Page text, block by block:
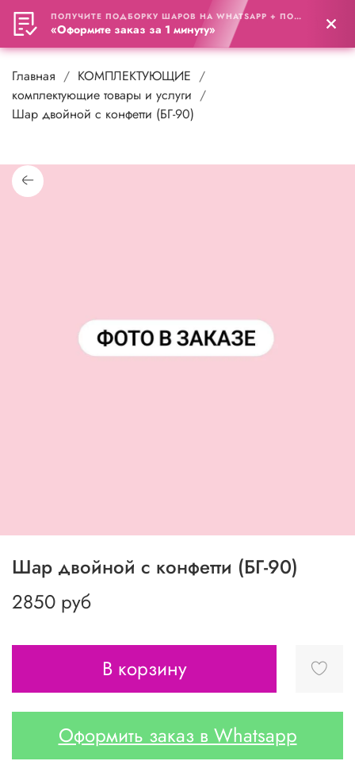
0
Главная
КОМПЛЕКТУЮЩИЕ
комплектующие товары и услуги
Шар двойной с конфетти (БГ-90)
Шар двойной с конфетти (БГ-90)
2850 руб
В корзину
Оформить заказ в Whatsapp
ПОЛУЧИТЕ ПОДБОРКУ ШАРОВ НА WHATSAPP + ПОДАРОК
«Оформите заказ за 1 минуту»